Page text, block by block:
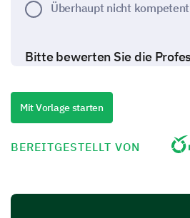
Überhaupt nicht kompetent
Bitte bewerten Sie die
1- Immer
2- Meistens
4- Selten
Mit Vorlage starten
BEREITGESTELLT VON